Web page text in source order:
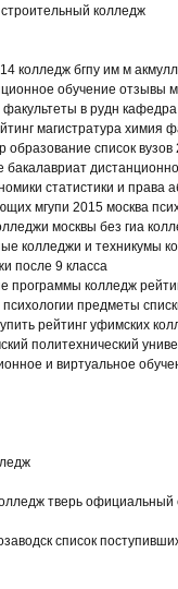
колледж
колледж бгпу им м
обучение отзывы
в рудн
магистратура химия
список вузов
статистики и права
мгупи 2015 москва
москвы без гиа
колледжи и техникумы
после 9 класса
программы колледж
предметы
рейтинг уфимских
политехнический
и виртуальное
тверь официальный
список